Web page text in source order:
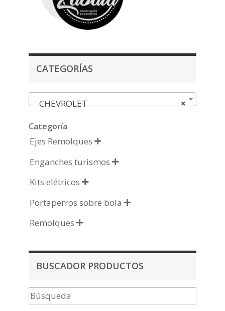
CATEGORÍAS
×
CHEVROLET
Categoría
Ejes Remolques 
Enganches turismos 
Kits elétricos 
Portaperros sobre bola 
Remolques 
BUSCADOR PRODUCTOS